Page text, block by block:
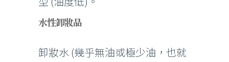
水性卸妝品
卸妝水 (幾乎無油或極少油，也就